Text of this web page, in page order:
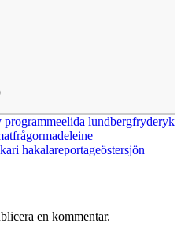
programmeelida lundbergfryderyk
madeleine
hakalareportageöstersjön
en kommentar.